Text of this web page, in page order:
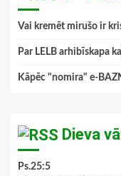
Vai kremēt mirušo ir
Par LELB arhibīskapa
Kāpēc "nomira" e-
Dieva
Ps.25:5